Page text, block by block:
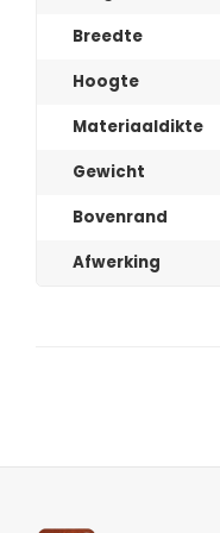
Breedte
Hoogte
Materiaaldikte
Gewicht
Bovenrand
Afwerking